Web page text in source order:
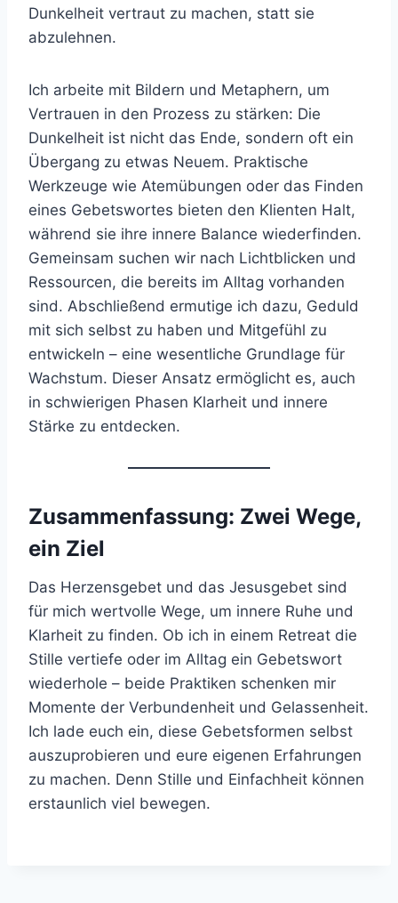
Dunkelheit vertraut zu machen, statt sie
abzulehnen.
Ich arbeite mit Bildern und Metaphern, um
Vertrauen in den Prozess zu stärken: Die
Dunkelheit ist nicht das Ende, sondern oft ein
Übergang zu etwas Neuem. Praktische
Werkzeuge wie Atemübungen oder das Finden
eines Gebetswortes bieten den Klienten Halt,
während sie ihre innere Balance wiederfinden.
Gemeinsam suchen wir nach Lichtblicken und
Ressourcen, die bereits im Alltag vorhanden
sind. Abschließend ermutige ich dazu, Geduld
mit sich selbst zu haben und Mitgefühl zu
entwickeln – eine wesentliche Grundlage für
Wachstum. Dieser Ansatz ermöglicht es, auch
in schwierigen Phasen Klarheit und innere
Stärke zu entdecken.
Zusammenfassung: Zwei Wege,
ein Ziel
Das Herzensgebet und das Jesusgebet sind
für mich wertvolle Wege, um innere Ruhe und
Klarheit zu finden. Ob ich in einem Retreat die
Stille vertiefe oder im Alltag ein Gebetswort
wiederhole – beide Praktiken schenken mir
Momente der Verbundenheit und Gelassenheit.
Ich lade euch ein, diese Gebetsformen selbst
auszuprobieren und eure eigenen Erfahrungen
zu machen. Denn Stille und Einfachheit können
erstaunlich viel bewegen.